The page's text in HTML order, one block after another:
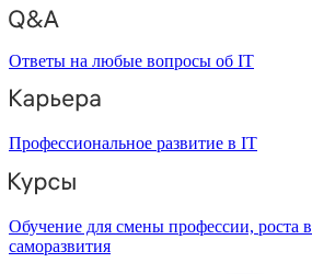
Ответы на любые вопросы об IT
Профессиональное развитие в IT
Обучение для смены профессии, роста в
саморазвития